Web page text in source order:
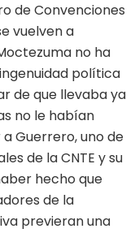
de Convenciones
vuelven a
no ha
política
de que llevaba ya
no le habían
Guerrero, uno de
de la CNTE y su
hecho que
de la
previeran una